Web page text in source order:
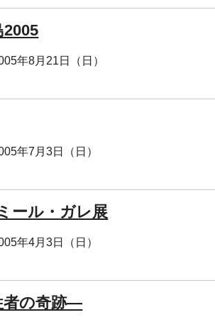
年8月21日（日）
年7月3日（日）
ール・ガレ展
年4月3日（日）
者の奇跡―